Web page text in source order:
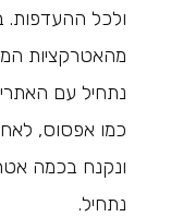
ולכל ההעדפות.
מהאטרקציות
נתחיל עם
כמו אפסוס,
ונקנח בכמה
נתחיל.